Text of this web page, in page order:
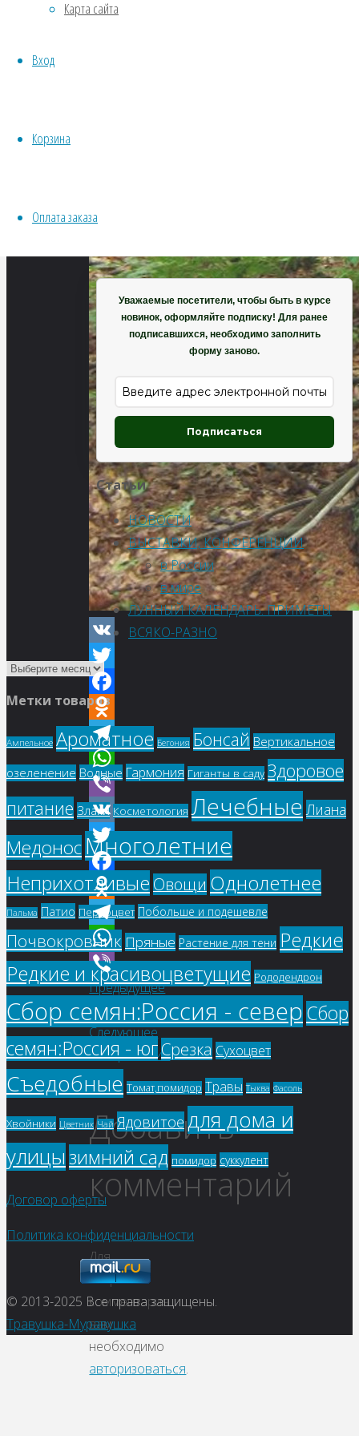
Карта сайта
Вход
Корзина
Оплата заказа
VK
Twitter
Facebook
Odnoklassniki
Telegram
WhatsApp
Viber
VK
Twitter
Facebook
Odnoklassniki
Telegram
WhatsApp
Viber
Предыдущее
изображение
Следующее
изображение
Добавить
комментарий
Для
отправки
комментария
вам
необходимо
авторизоваться.
Хвойники
ИНСТРУМЕНТЫ, ОБОРУДОВАНИЕ
Уважаемые посетители, чтобы быть в курсе
новинок, оформляйте подписку! Для ранее
подписавшихся, необходимо заполнить
форму заново.
Подписаться
Статьи
НОВОСТИ
ВЫСТАВКИ, КОНФЕРЕНЦИИ
в России
в мире
ЛУННЫЙ КАЛЕНДАРЬ. ПРИМЕТЫ
ВСЯКО-РАЗНО
Метки товаров
Ампельное Ароматное Бегония Бонсай Вертикальное
озеленение Водные Гармония Гиганты в саду Здоровое
питание Злаки Косметология Лечебные Лиана
МедоносМноголетние
Неприхотливые Овощи Однолетнее
Пальма Патио Первоцвет Побольше и подешевле
Почвокровник Пряные Растение для тени Редкие
Редкие и красивоцветущие Рододендрон
Сбор семян:Россия - северСбор
семян:Россия - югСрезка Сухоцвет
Съедобные Томат,помидор Травы Тыква Фасоль
Хвойники Цветник Чай Ядовитое для дома и
улицызимний сад помидор суккулент
Договор оферты
Политика конфиденциальности
© 2013-2025 Все права защищены.
Травушка-Муравушка